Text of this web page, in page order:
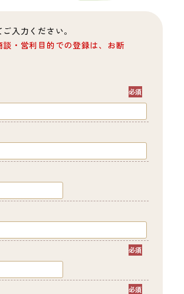
入力ください。
談・営利目的での登録は、お断